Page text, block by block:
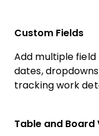
Custom Fields
Add multiple field
dates,
tracking work
Table and Board